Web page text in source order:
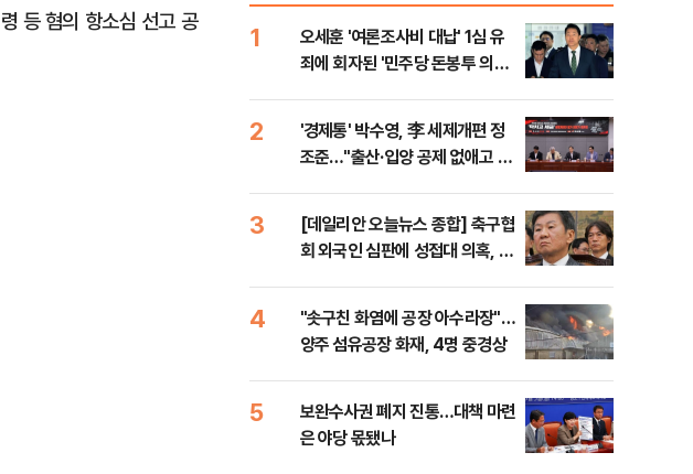
등 혐의 항소심 선고 공
1
오세훈 '여론조사비 대납' 1심 유
죄에 회자된 '민주당 돈봉투 의
2
'경제통' 박수영, 李 세제개편 정
조준…"출산·입양 공제 없애고 세
3
[데일리안 오늘뉴스 종합] 축구협
회 외국인 심판에 성접대 의혹, 李
이닉스 프리마켓 시초가 논란 재
점화, 김민석 "과반 승리 가능성
99%" 등
4
"솟구친 화염에 공장 아수라장"…
양주 섬유공장 화재, 4명 중경상
5
보완수사권 폐지 진통…대책 마련
은 야당 몫됐나